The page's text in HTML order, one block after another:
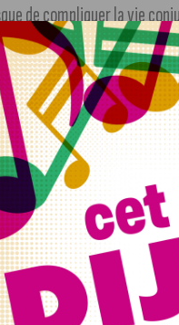
de compliquer la vie
dans le silence et la
qui chercheront à
ou collaborateurs,
de leurs relations
bien la cause de vos
contrainte et en n’ayant